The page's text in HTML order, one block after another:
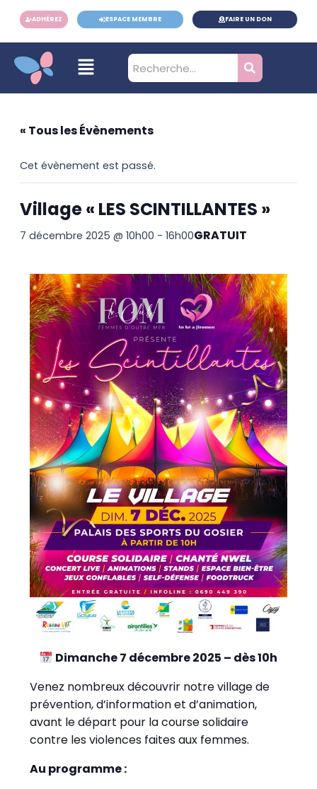
principal
contenu
ADHÉREZ ESPACE MEMBRE FAIRE UN DON
Menu
« Tous les Évènements
Cet évènement est passé.
Village « LES SCINTILLANTES »
7 décembre 2025 @ 10h00 - 16h00GRATUIT
Dimanche 7 décembre 2025 – dès 10h
Venez nombreux découvrir notre village de
prévention, d’information et d’animation,
avant le départ pour la course solidaire
contre les violences faites aux femmes.
Au programme :